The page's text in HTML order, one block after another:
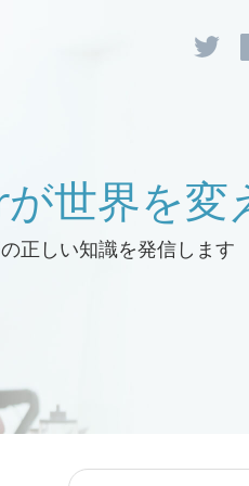
世界を変
正しい知識を発信します